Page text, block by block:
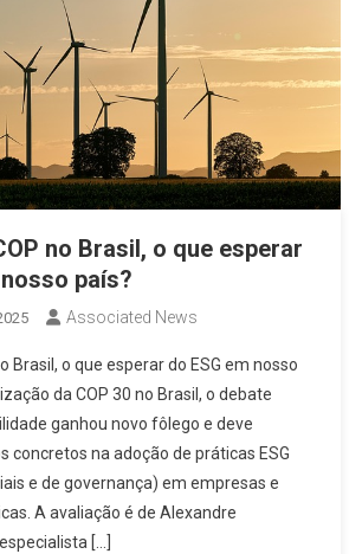
no Brasil, o que esperar
país?
Associated News
Brasil, o que esperar do ESG em nosso
da COP 30 no Brasil, o debate
ganhou novo fôlego e deve
concretos na adoção de práticas ESG
e de governança) em empresas e
A avaliação é de Alexandre
[…]